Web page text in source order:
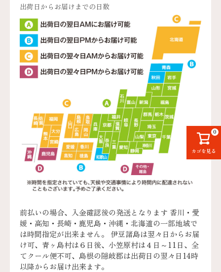
カゴを見る
0
出荷日からお届けまでの日数
前払いの場合、入金確認後の発送となります 香川・愛
媛・高知・長崎・鹿児島・沖縄・北海道の一部地域で
は時間指定が出来ません。 伊豆諸島は翌々日からお届
け可、青ヶ島村は６日後、小笠原村は４日～11日、全
てクール便不可、島根の隠岐郡は出荷日の翌々日14時
以降からお届け出来ます。